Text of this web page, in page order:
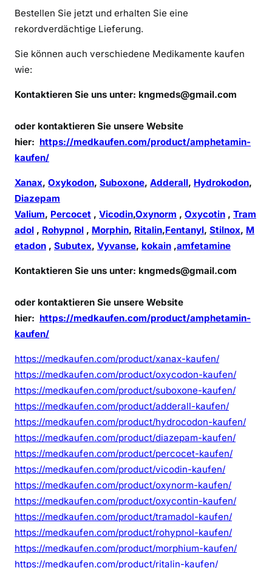
Bestellen Sie jetzt und erhalten Sie eine
rekordverdächtige Lieferung.
Sie können auch verschiedene Medikamente kaufen
wie:
Kontaktieren Sie uns unter: kngmeds@gmail.com
oder kontaktieren Sie unsere Website
hier: https://medkaufen.com/product/amphetamin-
kaufen/
Xanax, Oxykodon, Suboxone, Adderall, Hydrokodon,
Diazepam
Valium, Percocet , Vicodin,Oxynorm , Oxycotin , Tram
adol , Rohypnol , Morphin, Ritalin,Fentanyl, Stilnox, M
etadon , Subutex, Vyvanse, kokain ,amfetamine
Kontaktieren Sie uns unter: kngmeds@gmail.com
oder kontaktieren Sie unsere Website
hier: https://medkaufen.com/product/amphetamin-
kaufen/
https://medkaufen.com/product/xanax-kaufen/
https://medkaufen.com/product/oxycodon-kaufen/
https://medkaufen.com/product/suboxone-kaufen/
https://medkaufen.com/product/adderall-kaufen/
https://medkaufen.com/product/hydrocodon-kaufen/
https://medkaufen.com/product/diazepam-kaufen/
https://medkaufen.com/product/percocet-kaufen/
https://medkaufen.com/product/vicodin-kaufen/
https://medkaufen.com/product/oxynorm-kaufen/
https://medkaufen.com/product/oxycontin-kaufen/
https://medkaufen.com/product/tramadol-kaufen/
https://medkaufen.com/product/rohypnol-kaufen/
https://medkaufen.com/product/morphium-kaufen/
https://medkaufen.com/product/ritalin-kaufen/